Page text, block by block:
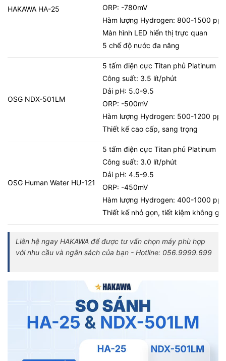
HAKAWA HA-25
ORP: -780mV
Hàm lượng Hydrogen: 800-1500 ppb
Màn hình LED hiển thị trực quan
5 chế độ nước đa năng
OSG NDX-501LM
5 tấm điện cực Titan phủ Platinum
Công suất: 3.5 lít/phút
Dải pH: 5.0-9.5
ORP: -500mV
Hàm lượng Hydrogen: 500-1200 ppb
Thiết kế cao cấp, sang trọng
OSG Human Water HU-121
5 tấm điện cực Titan phủ Platinum
Công suất: 3.0 lít/phút
Dải pH: 4.5-9.5
ORP: -450mV
Hàm lượng Hydrogen: 400-1000 ppb
Thiết kế nhỏ gọn, tiết kiệm không
Liên hệ ngay HAKAWA để được tư vấn chọn máy phù hợp
với nhu cầu và ngân sách của bạn - Hotline: 056.9999.699